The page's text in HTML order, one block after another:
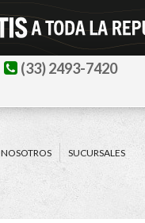
(33) 2493-7420
NOSOTROS
SUCURSALES